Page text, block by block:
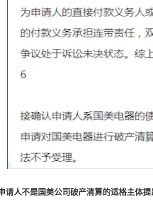
请人不是国美公司破产清算的适格主体提